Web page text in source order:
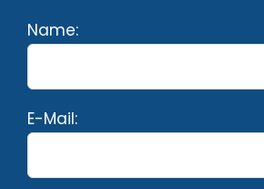
Name:
E-Mail: